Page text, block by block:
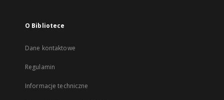
O Bibliotece
Dane kontaktowe
Regulamin
Informacje techniczne